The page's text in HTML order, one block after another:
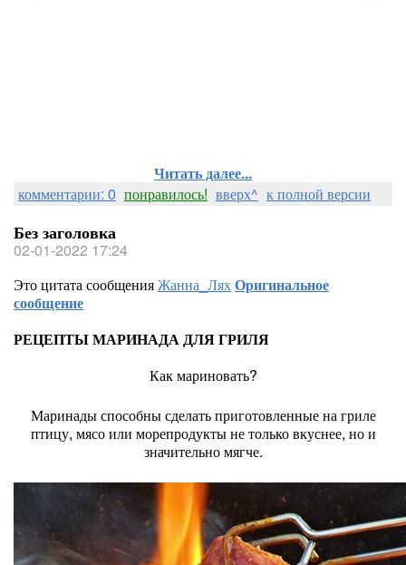
Читать далее...
комментарии: 0 понравилось! вверх^ к полной версии
Без заголовка
02-01-2022 17:24
Это цитата сообщенияЖанна_ЛяхОригинальное
сообщение
РЕЦЕПТЫ МАРИНАДА ДЛЯ ГРИЛЯ
Как мариновать?
Маринады способны сделать приготовленные на гриле
птицу, мясо или морепродукты не только вкуснее, но и
значительно мягче.